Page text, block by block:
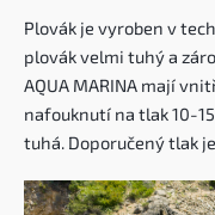
Plovák je vyroben v
plovák velmi tuhý a
AQUA MARINA mají
nafouknutí na tlak 10-
tuhá. Doporučený tlak je